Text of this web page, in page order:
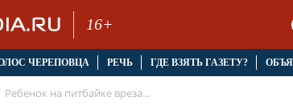
16+
ЧЕРЕПОВЦА РЕЧЬ ГДЕ ВЗЯТЬ ГАЗЕТУ?
Ребенок на питбайке вреза...